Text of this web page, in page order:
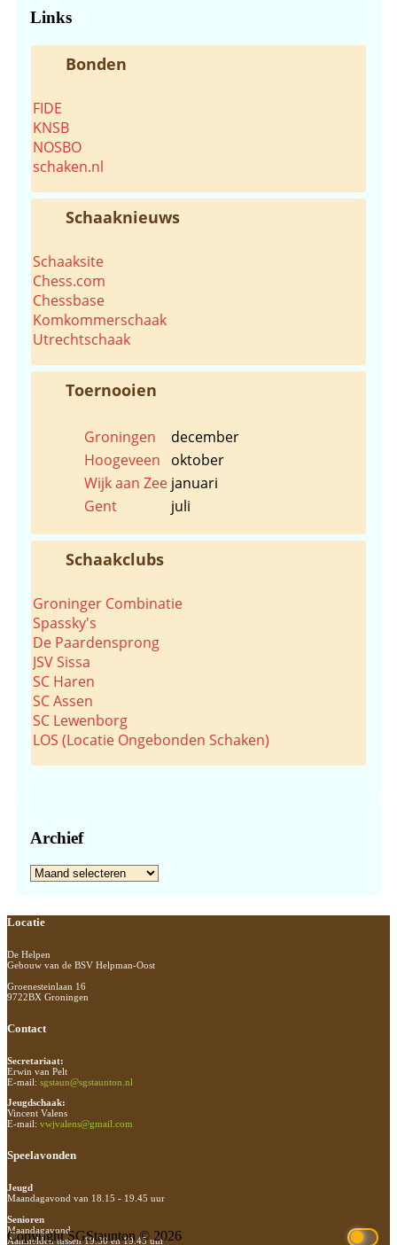
Links
Bonden
FIDE
KNSB
NOSBO
schaken.nl
Schaaknieuws
Schaaksite
Chess.com
Chessbase
Komkommerschaak
Utrechtschaak
Toernooien
Groningen
december
Hoogeveen
oktober
Wijk aan Zee januari
Gent
juli
Schaakclubs
Groninger Combinatie
Spassky's
De Paardensprong
JSV Sissa
SC Haren
SC Assen
SC Lewenborg
LOS (Locatie Ongebonden Schaken)
Archief
Archief
Footer
Locatie
De Helpen
Gebouw van de BSV Helpman-Oost
Groenesteinlaan 16
9722BX Groningen
Contact
Secretariaat:
Erwin van Pelt
E-mail: sgstaun@sgstaunton.nl
Jeugdschaak:
Vincent Valens
E-mail: vwjvalens@gmail.com
Speelavonden
Jeugd
Maandagavond van 18.15 - 19.45 uur
Senioren
Maandagavond
Aanmelden tussen 19.30 en 19.45 uur
Copyright SGStaunton © 2026